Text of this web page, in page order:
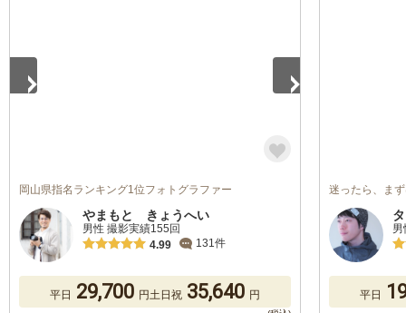
岡山県指名ランキング1位フォトグラファー
やまもと きょうへい
男性 撮影実績155回
4.99
131件
平日 29,700 円土日祝 35,640 円
迷ったら、ま
平日